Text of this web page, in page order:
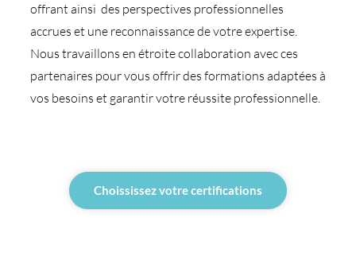
offrant ainsi des perspectives professionnelles
accrues et une reconnaissance de votre expertise.
Nous travaillons en étroite collaboration avec ces
partenaires pour vous offrir des formations adaptées à
vos besoins et garantir votre réussite professionnelle.
Choississez votre certifications